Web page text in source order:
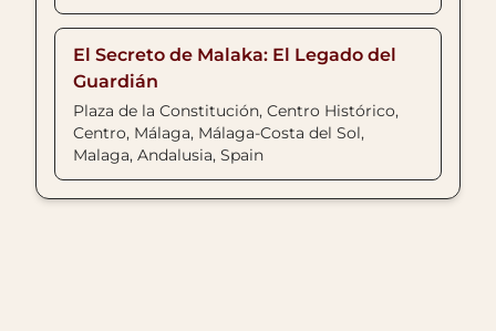
El Secreto de Malaka: El Legado del
Guardián
Plaza de la Constitución, Centro Histórico,
Centro, Málaga, Málaga-Costa del Sol,
Malaga, Andalusia, Spain